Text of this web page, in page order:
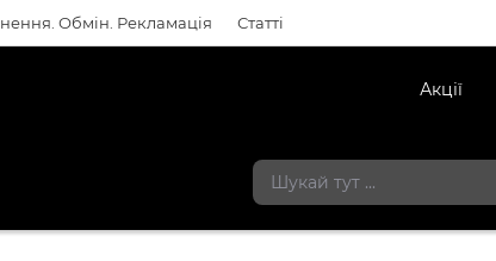
Обмін. Рекламація Статті
Акції